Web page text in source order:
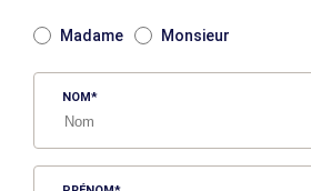
Madame Monsieur
NOM